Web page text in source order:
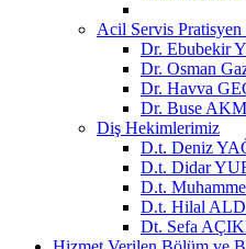
Acil Servis
Dr. Ebubekir
Dr. Osman
Dr. Havva
Dr. Buse
Diş Hekimlerimiz
D.t. Deniz
D.t. Didar
D.t.
D.t. Hilal
Dt. Sefa